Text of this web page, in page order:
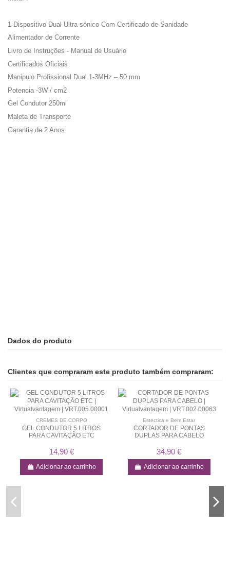
1 Dispositivo Dual Ultra-sónico Com Certificado de Sanidade
Alimentador de Corrente
Livro de Instruções - Manual de Usuário
Certificados Oficiais
Manipulo Profissional Dual 1-3MHz – 50 mm
Potencia -3W / cm2
Gel Condutor 250ml
Maleta de Transporte
Garantia de 2 Anos
Dados do produto
Clientes que compraram este produto também compraram:
CREMES DE CORPO
GEL CONDUTOR 5 LITROS
PARA CAVITAÇÃO ETC
14,90 €
Adicionar ao carrinho
Estectica e Bem Estar
CORTADOR DE PONTAS
DUPLAS PARA CABELO
34,90 €
Adicionar ao carrinho